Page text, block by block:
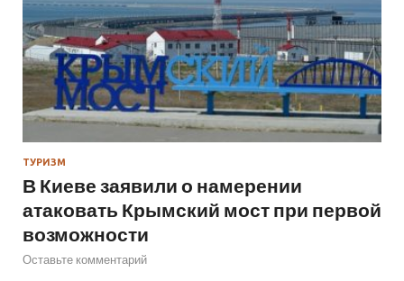
ТУРИЗМ
В Киеве заявили о намерении
атаковать Крымский мост при первой
возможности
Оставьте комментарий